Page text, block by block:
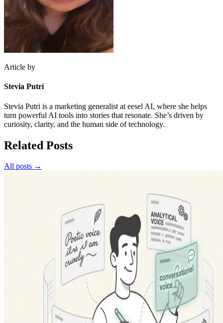
Article by
Stevia Putri
Stevia Putri is a marketing generalist at eesel AI, where she helps
turn powerful AI tools into stories that resonate. She’s driven by
curiosity, clarity, and the human side of technology.
Related Posts
All posts →